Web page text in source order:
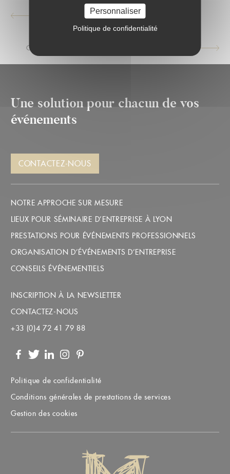
Personnaliser
Politique de confidentialité
ARTICLE MERIAL AIME MAPIÈCE
ARTICLE
PRÉCÉDENT :
GRANT THORNTON, SA SOIRÉE ANNUELLE À MAPIÈCE
Une solution pour chacun de vos
événements
CONTACTEZ-NOUS
NOTRE APPROCHE SUR MESURE
LIEUX POUR SÉMINAIRE D’ENTREPRISE À LYON
PRESTATIONS POUR ÉVÉNEMENTS PROFESSIONNELS
ORGANISATION D’ÉVÉNEMENTS D’ENTREPRISE
CONSEILS ÉVÉNEMENTIELS
INSCRIPTION À LA NEWSLETTER
CONTACTEZ-NOUS
+33 (0)4 72 41 79 88
Politique de confidentialité
Conditions générales de prestations de services
Gestion des cookies